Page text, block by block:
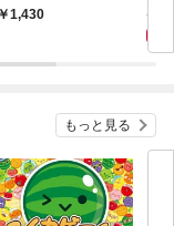
1,430
もっと見る